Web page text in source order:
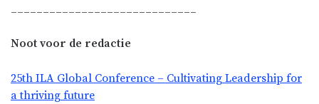
Noot voor de redactie
25th ILA Global Conference – Cultivating Leadership for
a thriving future